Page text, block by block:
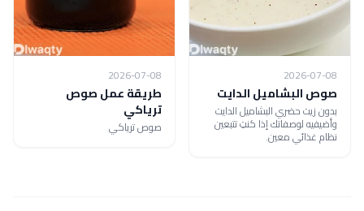
2026-07-08
صوص البشاميل الدايت
بدون زيت حضري البشاميل الدايت
وأضيفيه لوصفاتك إذا كنتِ تتبعين
نظام غذائي معين.
2026-07-08
طريقة عمل صوص
ترياكي
صوص ترياكي